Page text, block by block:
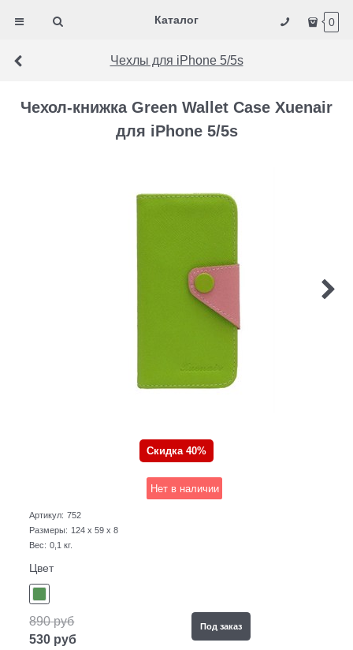
Каталог 0
Чехлы для iPhone 5/5s
Чехол-книжка Green Wallet Case Xuenair
для iPhone 5/5s
Скидка 40%
Нет в наличии
Артикул: 752
Размеры: 124 x 59 x 8
Вес: 0,1 кг.
Цвет
890 руб
530 руб
Под заказ